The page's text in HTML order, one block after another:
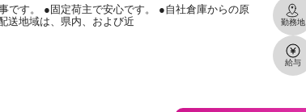
です。 ●固定荷主で安心です。 ●自社倉庫からの原
送地域は、県内、および近
勤務地
給与